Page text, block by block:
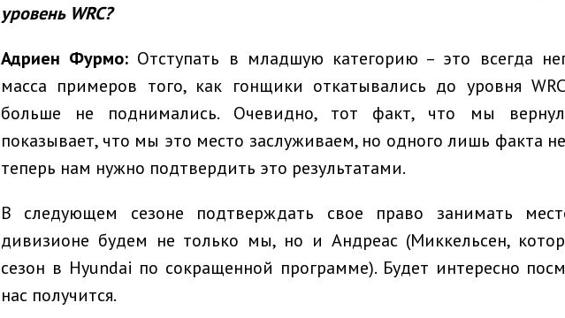
уровень WRC?
Адриен Фурмо: Отступать в младшую категорию – это всегда
масса примеров того, как гонщики откатывались до уровня
больше не поднимались. Очевидно, тот факт, что мы
показывает, что мы это место заслуживаем, но одного лишь факта
теперь нам нужно подтвердить это результатами.
В следующем сезоне подтверждать свое право занимать
дивизионе будем не только мы, но и Андреас (Миккельсен,
сезон в Hyundai по сокращенной программе). Будет интересно
нас получится.